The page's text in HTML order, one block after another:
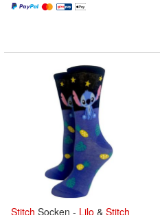
Stitch Socken - Lilo & Stitch